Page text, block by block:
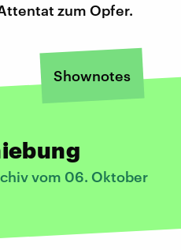
zum Opfer.
Shownotes
vom 06. Oktober